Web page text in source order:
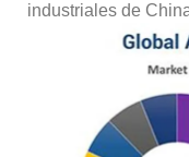
industriales de